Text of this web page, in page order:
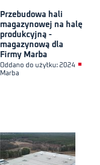
Przebudowa hali
magazynowej na halę
produkcyjną -
magazynową dla
Firmy Marba
Oddano do użytku: 2024 ■
Marba